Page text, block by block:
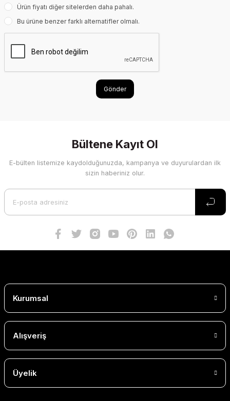
Ürün fiyatı diğer sitelerden daha pahalı.
Bu ürüne benzer farklı alternatifler olmalı.
Gönder
Bültene Kayıt Ol
E-bülten listemize kaydolduğunuzda, kampanya ve duyurulardan ilk
sizin haberiniz olur.
Kurumsal
Alışveriş
Üyelik